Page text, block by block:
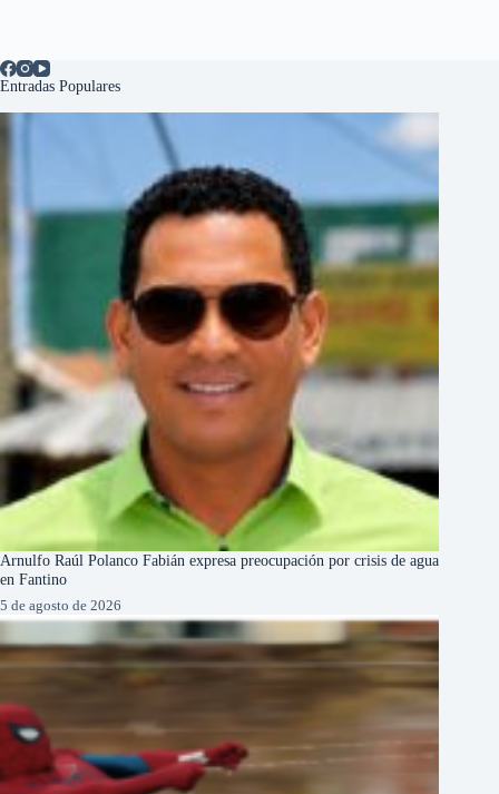
Entradas Populares
Arnulfo Raúl Polanco Fabián expresa preocupación por crisis de agua
en Fantino
5 de agosto de 2026